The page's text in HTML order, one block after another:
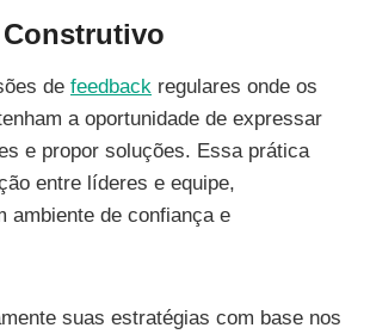
de feedback regulares onde os
a oportunidade de expressar
e propor soluções. Essa prática
entre líderes e equipe,
ambiente de confiança e
suas estratégias com base nos